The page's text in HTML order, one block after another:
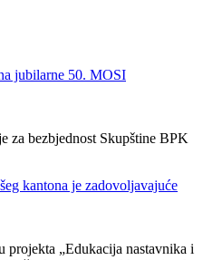
odlikovanih dobitnika najvećih
ovih prostora- poruka je sa